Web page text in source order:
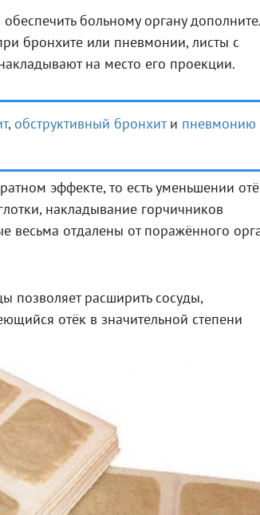
обеспечить больному органу
бронхите или пневмонии, листы с
на место его проекции.
, обструктивный бронхити пневмонию
эффекте, то есть уменьшении
накладывание горчичников
весьма отдалены от поражённого
позволяет расширить сосуды,
отёк в значительной степени